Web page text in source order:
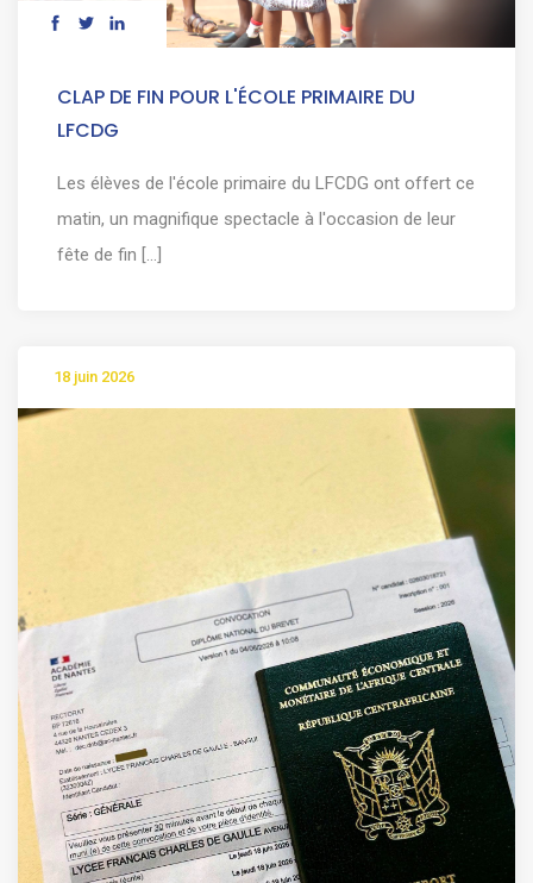
CLAP DE FIN POUR L'ÉCOLE PRIMAIRE DU
LFCDG
Les élèves de l'école primaire du LFCDG ont offert ce
matin, un magnifique spectacle à l'occasion de leur
fête de fin [...]
18 juin 2026